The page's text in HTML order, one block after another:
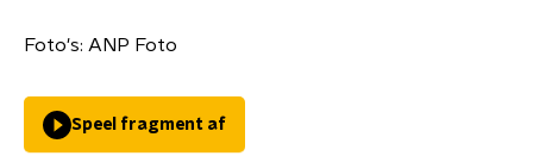
Foto's: ANP Foto
Speel fragment af